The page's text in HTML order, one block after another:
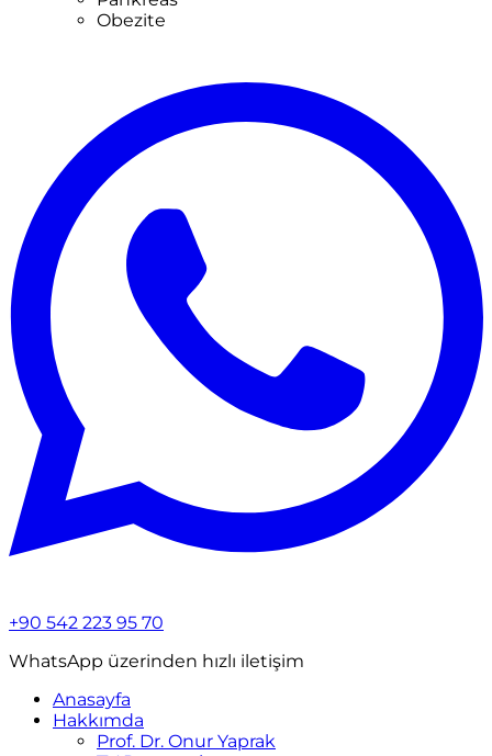
Obezite
+90 542 223 95 70
WhatsApp üzerinden hızlı iletişim
Anasayfa
Hakkımda
Prof. Dr. Onur Yaprak